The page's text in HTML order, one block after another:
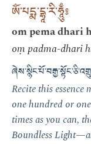
ཨོཾ་པདྨ་དྷཱ་རི་ཧཱུྃ༔
om pema dhari
oṃ padma-dhari
Recite this
one hundred or
times as you can,
Boundless